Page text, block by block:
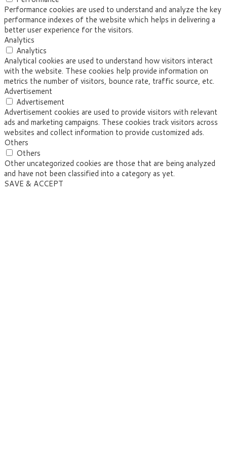
Performance cookies are used to understand and analyze the key
performance indexes of the website which helps in delivering a
better user experience for the visitors.
Analytics
Analytics
Analytical cookies are used to understand how visitors interact
with the website. These cookies help provide information on
metrics the number of visitors, bounce rate, traffic source, etc.
Advertisement
Advertisement
Advertisement cookies are used to provide visitors with relevant
ads and marketing campaigns. These cookies track visitors across
websites and collect information to provide customized ads.
Others
Others
Other uncategorized cookies are those that are being analyzed
and have not been classified into a category as yet.
SAVE & ACCEPT